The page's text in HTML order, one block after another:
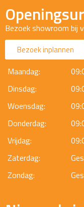
Bezoek showroom bij
Bezoek inplannen
Maandag:
Dinsdag:
Woensdag:
Donderdag:
Vrijdag:
Zaterdag:
Zondag: